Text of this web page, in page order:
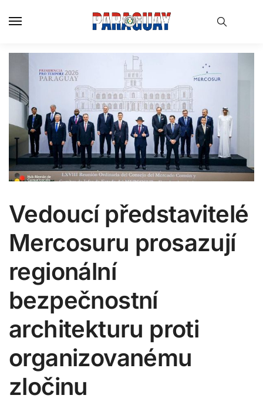
Vedoucí představitelé
Mercosuru prosazují
regionální
bezpečnostní
architekturu proti
organizovanému
zločinu